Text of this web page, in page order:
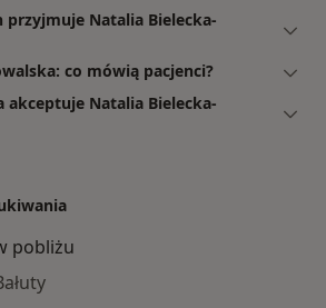
przyjmuje Natalia Bielecka-
co mówią pacjenci?
akceptuje Natalia Bielecka-
pobliżu